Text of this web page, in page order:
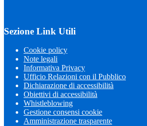
Sezione Link Utili
Cookie policy
Note legali
Informativa Privacy
Ufficio Relazioni con il Pubblico
Dichiarazione di accessibilità
Obiettivi di accessibilità
Whistleblowing
Gestione consensi cookie
Amministrazione trasparente